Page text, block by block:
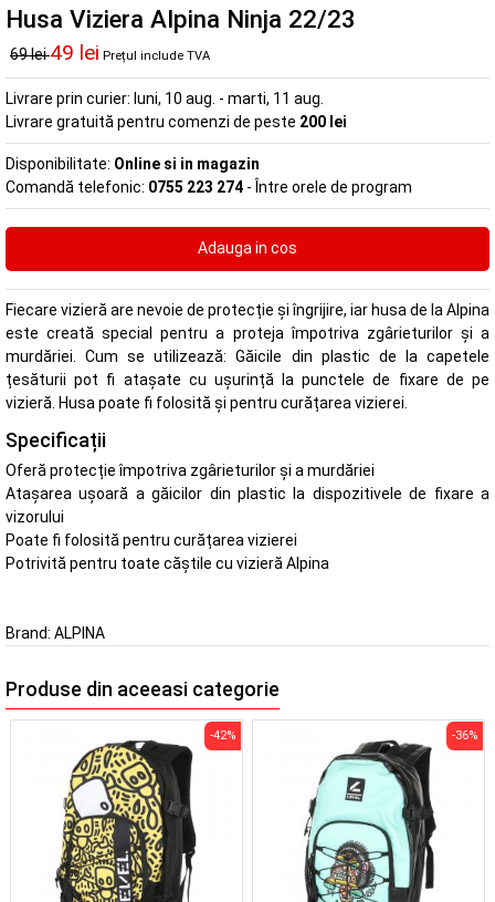
Husa Viziera Alpina Ninja 22/23
69 lei49 lei Prețul include TVA
Livrare prin curier: luni, 10 aug. - marti, 11 aug.
Livrare gratuită pentru comenzi de peste 200 lei
Disponibilitate: Online si in magazin
Comandă telefonic: 0755 223 274 - Între orele de program
Fiecare vizieră are nevoie de protecție și îngrijire, iar husa de la Alpina
este creată special pentru a proteja împotriva zgârieturilor și a
murdăriei. Cum se utilizează: Găicile din plastic de la capetele
țesăturii pot fi atașate cu ușurință la punctele de fixare de pe
vizieră. Husa poate fi folosită și pentru curățarea vizierei.
Specificații
Oferă protecție împotriva zgârieturilor și a murdăriei
Atașarea ușoară a găicilor din plastic la dispozitivele de fixare a
vizorului
Poate fi folosită pentru curățarea vizierei
Potrivită pentru toate căștile cu vizieră Alpina
Brand: ALPINA
Produse din aceeasi categorie
-42% -36%